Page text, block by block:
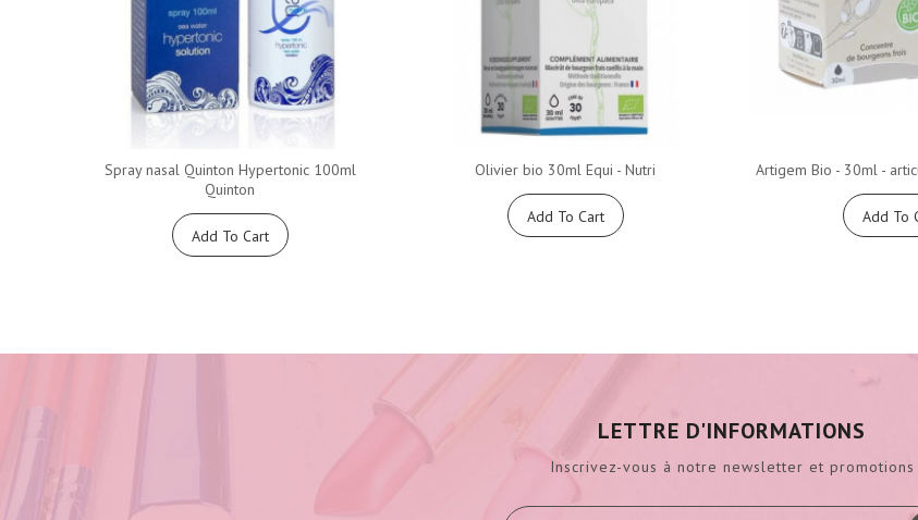
Spray nasal Quinton Hypertonic 100ml
Quinton
Add To Cart
Olivier bio 30ml Equi - Nutri
Add To Cart
Artigem Bio - 30ml -
Add To
LETTRE D'INFORMATIONS
Inscrivez-vous à notre newsletter et promotions